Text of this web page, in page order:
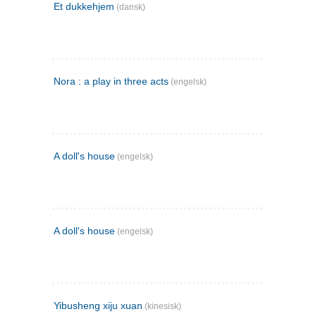
Et dukkehjem (dansk)
Nora : a play in three acts (engelsk)
A doll's house (engelsk)
A doll's house (engelsk)
Yibusheng xiju xuan (kinesisk)